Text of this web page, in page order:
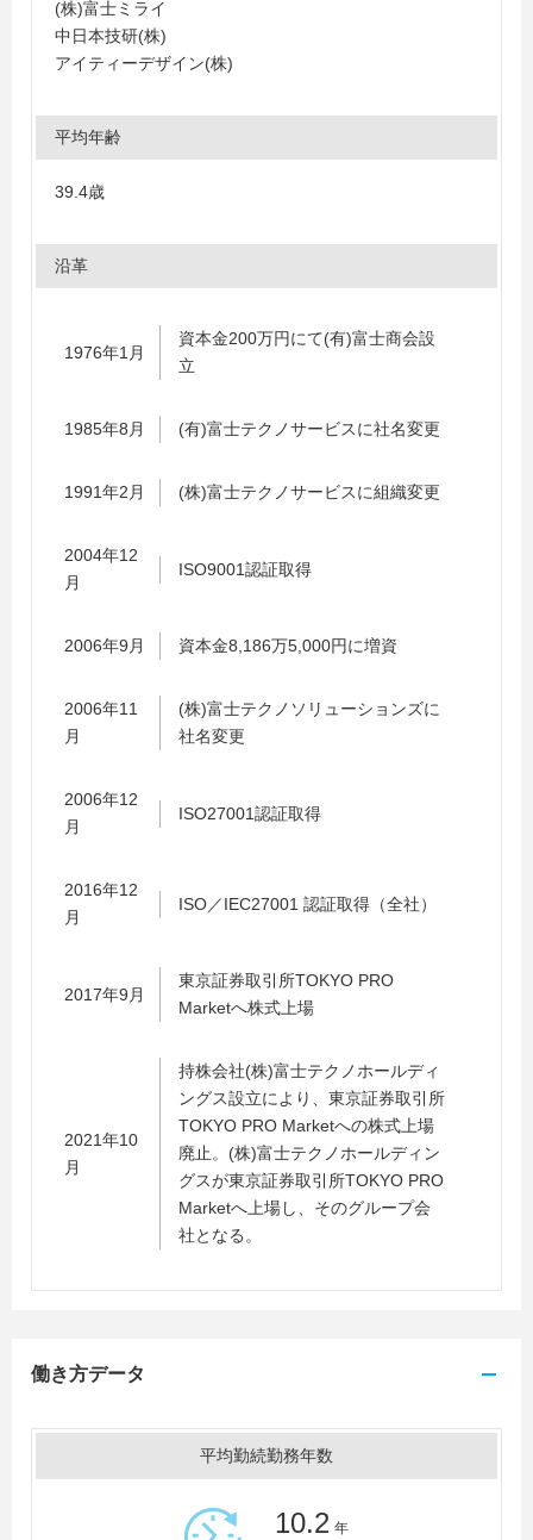
(株)富士ミライ
中日本技研(株)
アイティーデザイン(株)
平均年齢
39.4歳
沿革
1976年1月
資本金200万円にて(有)富士商会設
立
1985年8月 (有)富士テクノサービスに社名変更
1991年2月 (株)富士テクノサービスに組織変更
2004年12
月
ISO9001認証取得
2006年9月 資本金8,186万5,000円に増資
2006年11
月
(株)富士テクノソリューションズに
社名変更
2006年12
月
ISO27001認証取得
2016年12
月
ISO／IEC27001 認証取得（全社）
2017年9月
東京証券取引所TOKYO PRO
Marketへ株式上場
2021年10
月
持株会社(株)富士テクノホールディ
ングス設立により、東京証券取引所
TOKYO PRO Marketへの株式上場
廃止。(株)富士テクノホールディン
グスが東京証券取引所TOKYO PRO
Marketへ上場し、そのグループ会
社となる。
働き方データ
平均勤続勤務年数
10.2 年